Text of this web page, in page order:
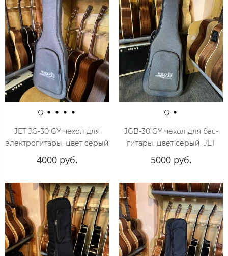
JET JG-30 GY чехол для
электрогитары, цвет серый
4000 руб.
JGB-30 GY чехол для бас-
гитары, цвет серый, JET
5000 руб.